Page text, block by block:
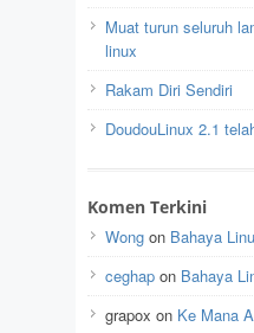
Muat turun seluruh
linux
Rakam Diri Sendiri
DoudouLinux 2.1
Komen Terkini
Wong on Bahaya
ceghap on Bahaya
grapox on Ke Mana